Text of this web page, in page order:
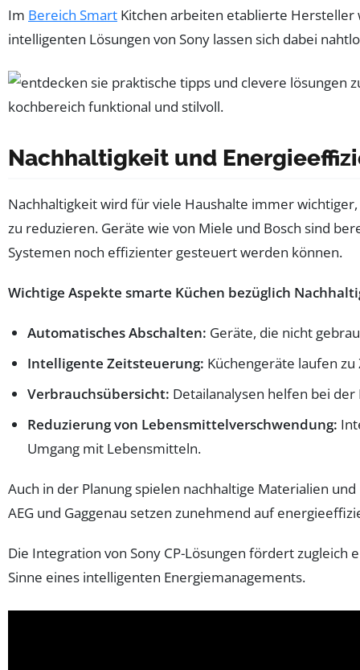
Im Bereich Smart Kitchen arbeiten etablierte Hersteller
intelligenten Lösungen von Sony lassen sich dabei
Nachhaltigkeit und
Nachhaltigkeit wird für viele Haushalte immer
zu reduzieren. Geräte wie von Miele und Bosch sind
Systemen noch effizienter gesteuert werden können.
Wichtige Aspekte smarte Küchen bezüglich
Automatisches Abschalten: Geräte, die nicht
Intelligente Zeitsteuerung: Küchengeräte laufen
Verbrauchsübersicht: Detailanalysen helfen bei
Reduzierung von Lebensmittelverschwendung:
Umgang mit Lebensmitteln.
Auch in der Planung spielen nachhaltige Materialien
AEG und Gaggenau setzen zunehmend auf
Die Integration von Sony CP-Lösungen fördert
Sinne eines intelligenten Energiemanagements.